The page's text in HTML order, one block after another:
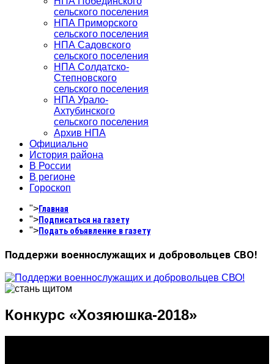
сельского поселения
НПА Приморского
сельского поселения
НПА Садовского
сельского поселения
НПА Солдатско-
Степновского
сельского поселения
НПА Урало-
Ахтубинского
сельского поселения
Архив НПА
Официально
История района
В России
В регионе
Гороскоп
">Главная
">Подписаться на газету
">Подать объявление в газету
Поддержи военнослужащих и добровольцев СВО!
Конкурс «Хозяюшка-2018»